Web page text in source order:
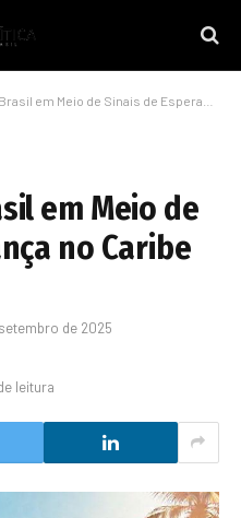
em Meio de Sinais de Esperança no Caribe
em Meio de
no Caribe
de 2025
leitura